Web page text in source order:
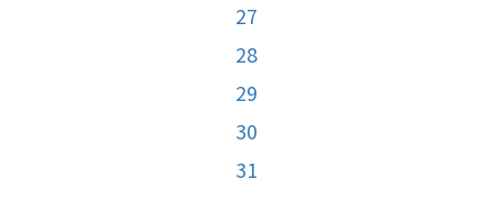
27
28
29
30
31